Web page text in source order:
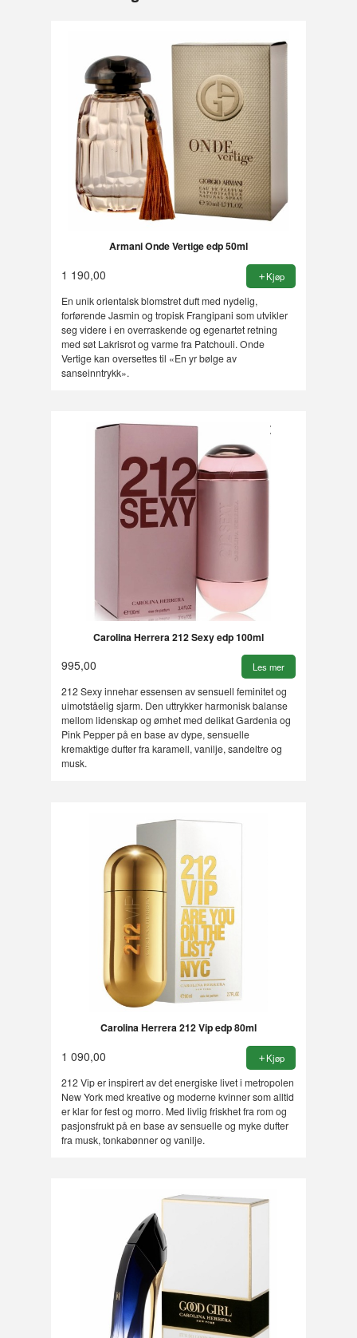
Armani Onde Vertige edp 50ml
1 190,00 Kjøp
En unik orientalsk blomstret duft med nydelig,
forførende Jasmin og tropisk Frangipani som utvikler
seg videre i en overraskende og egenartet retning
med søt Lakrisrot og varme fra Patchouli. Onde
Vertige kan oversettes til «En yr bølge av
sanseinntrykk».
Carolina Herrera 212 Sexy edp 100ml
995,00 Les mer
212 Sexy innehar essensen av sensuell feminitet og
uimotståelig sjarm. Den uttrykker harmonisk balanse
mellom lidenskap og ømhet med delikat Gardenia og
Pink Pepper på en base av dype, sensuelle
kremaktige dufter fra karamell, vanilje, sandeltre og
musk.
Carolina Herrera 212 Vip edp 80ml
1 090,00 Kjøp
212 Vip er inspirert av det energiske livet i metropolen
New York med kreative og moderne kvinner som alltid
er klar for fest og morro. Med livlig friskhet fra rom og
pasjonsfrukt på en base av sensuelle og myke dufter
fra musk, tonkabønner og vanilje.